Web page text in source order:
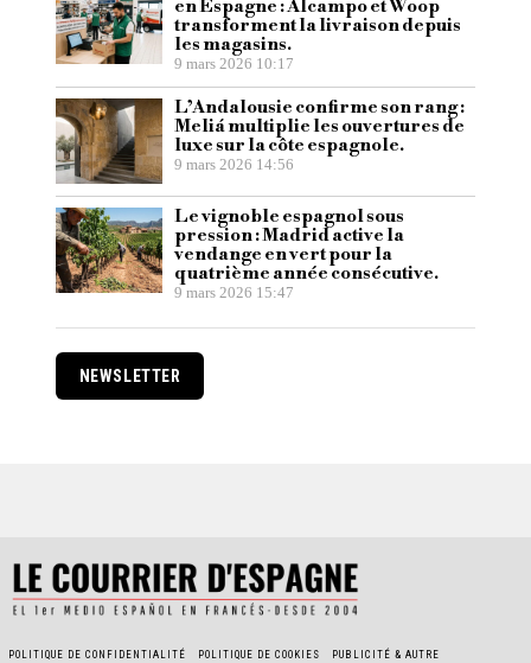
en Espagne : Alcampo et Woop
transforment la livraison depuis
les magasins.
9 mars 2026 10:17
L’Andalousie confirme son rang :
Meliá multiplie les ouvertures de
luxe sur la côte espagnole.
9 mars 2026 14:56
Le vignoble espagnol sous
pression : Madrid active la
vendange en vert pour la
quatrième année consécutive.
9 mars 2026 15:47
NEWSLETTER
POLITIQUE DE CONFIDENTIALITÉ POLITIQUE DE COOKIES PUBLICITÉ & AUTRE